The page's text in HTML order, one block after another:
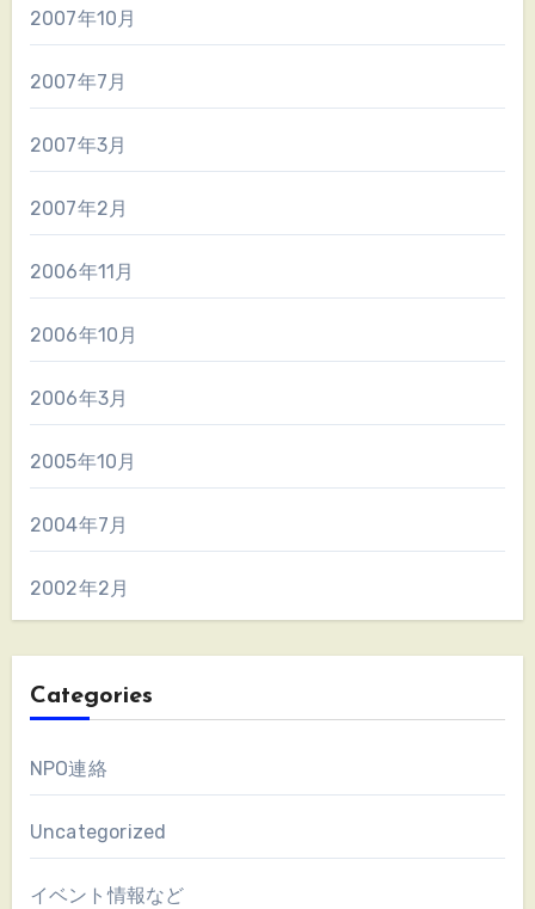
2007年10月
2007年7月
2007年3月
2007年2月
2006年11月
2006年10月
2006年3月
2005年10月
2004年7月
2002年2月
Categories
NPO連絡
Uncategorized
イベント情報など